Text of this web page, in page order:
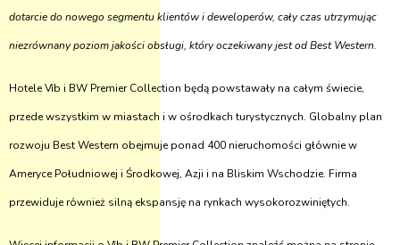
dotarcie do nowego segmentu klientów i deweloperów, cały czas utrzymując
niezrównany poziom jakości obsługi, który oczekiwany jest od Best Western.
Hotele Vīb i BW Premier Collection będą powstawały na całym świecie,
przede wszystkim w miastach i w ośrodkach turystycznych. Globalny plan
rozwoju Best Western obejmuje ponad 400 nieruchomości głównie w
Ameryce Południowej i Środkowej, Azji i na Bliskim Wschodzie. Firma
przewiduje również silną ekspansję na rynkach wysokorozwiniętych.